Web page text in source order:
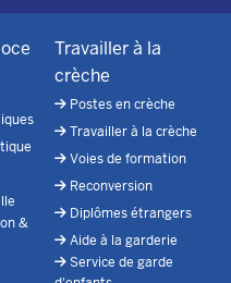
&
Travailler à la
crèche
Postes en crèche
Travailler à la crèche
Voies de formation
Reconversion
Diplômes étrangers
Aide à la garderie
Service de garde